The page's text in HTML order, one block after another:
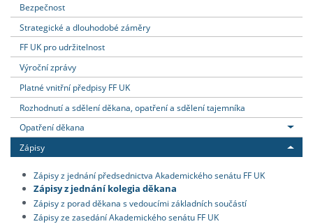
Bezpečnost
Strategické a dlouhodobé záměry
FF UK pro udržitelnost
Výroční zprávy
Platné vnitřní předpisy FF UK
Rozhodnutí a sdělení děkana, opatření a sdělení tajemníka
Opatření děkana
Zápisy
Zápisy z jednání předsednictva Akademického senátu FF UK
Zápisy z jednání kolegia děkana
Zápisy z porad děkana s vedoucími základních součástí
Zápisy ze zasedání Akademického senátu FF UK